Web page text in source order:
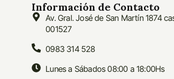
Información de Contacto
Av. Gral. José de San Martín 1874
001527
0983 314 528
Lunes a Sábados 08:00 a 18:00Hs